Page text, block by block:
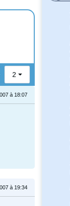
2
à 18:07
à 19:34